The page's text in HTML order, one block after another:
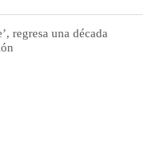
regresa una década